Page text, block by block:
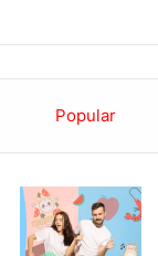
Popular